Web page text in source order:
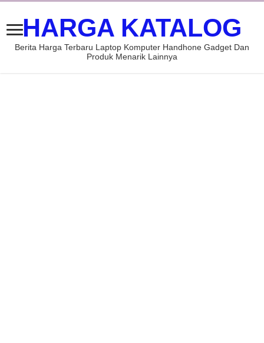
HARGA KATALOG
Berita Harga Terbaru Laptop Komputer Handhone Gadget Dan
Produk Menarik Lainnya